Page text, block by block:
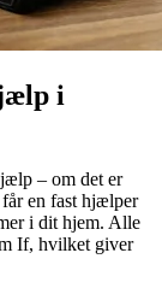
i
– om det er
en fast hjælper
i dit hjem. Alle
If, hvilket giver